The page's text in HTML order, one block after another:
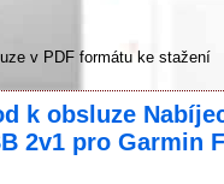
v PDF formátu ke stažení
k obsluze
2v1 pro Garmin